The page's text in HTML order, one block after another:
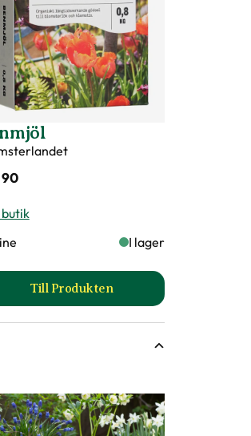
90
I lager
Till Produkten
till Benmjöl produktsida